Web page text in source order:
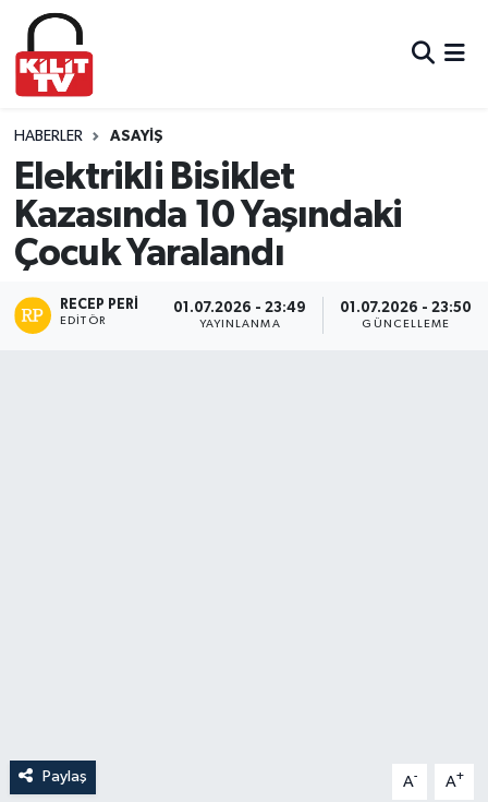
HABERLER ASAYIŞ
Elektrikli Bisiklet
Kazasında 10 Yaşındaki
Çocuk Yaralandı
RECEP PERI
EDITÖR
01.07.2026 - 23:49
YAYINLANMA
01.07.2026 - 23:50
GÜNCELLEME
Paylaş A- A+
Hava Durumu
Trafik Durumu
Süper Lig Puan Durumu ve Fikstür
Tüm Manşetler
Son Dakika Haberleri